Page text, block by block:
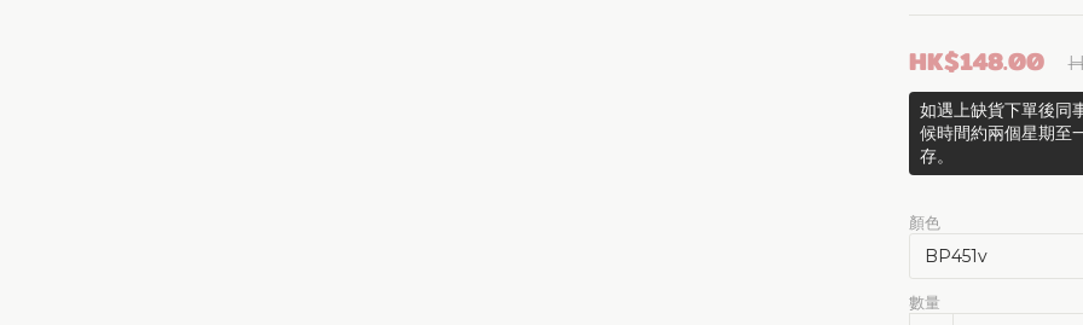
HK$148.00
如遇上缺貨下單後同
候時間約兩個星期至
存。
顏色
數量